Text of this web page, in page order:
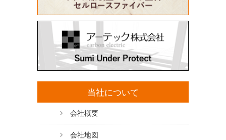
当社について
会社概要
会社地図